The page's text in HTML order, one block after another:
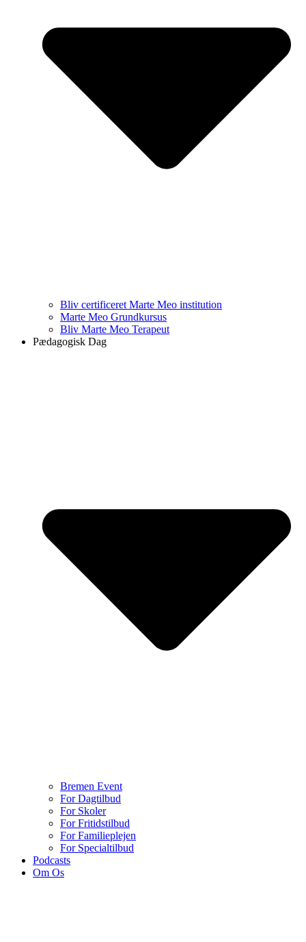
Bliv certificeret Marte Meo institution
Marte Meo Grundkursus
Bliv Marte Meo Terapeut
Pædagogisk Dag
Bremen Event
For Dagtilbud
For Skoler
For Fritidstilbud
For Familieplejen
For Specialtilbud
Podcasts
Om Os